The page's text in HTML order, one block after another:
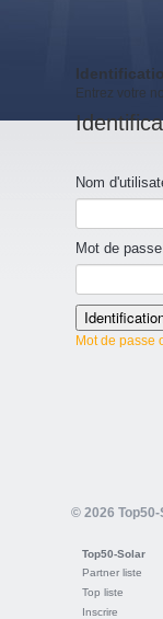
Entrez votre
Nom
Mot de
Mot de passe
© 2026
Top50-Solar
Partner liste
Top liste
Inscrire